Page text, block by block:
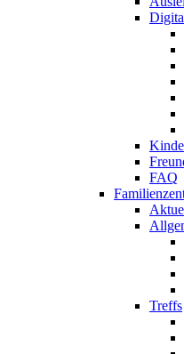
FAQ
Treffs